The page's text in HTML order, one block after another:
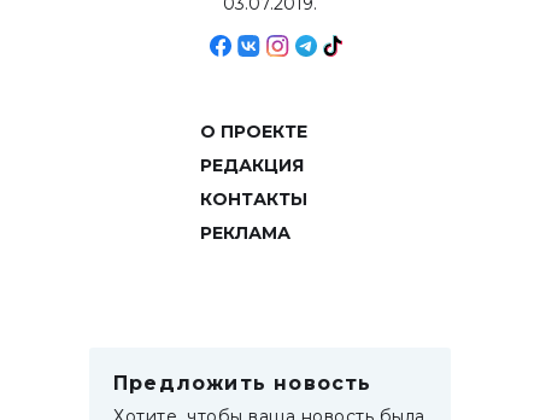
О ПРОЕКТЕ
РЕДАКЦИЯ
КОНТАКТЫ
РЕКЛАМА
Предложить новость